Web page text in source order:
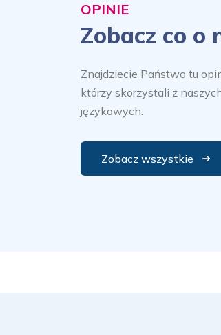
OPINIE
Zobacz co o
Znajdziecie Państwo tu
którzy skorzystali z
językowych.
Zobacz wszystkie